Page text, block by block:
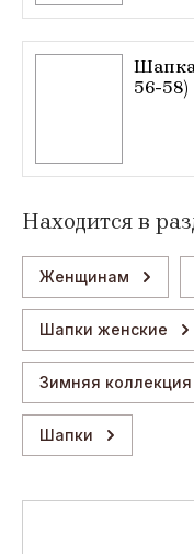
Шапка
56-58)
Находится в
Женщинам
Шапки женские
Зимняя коллекция
Шапки